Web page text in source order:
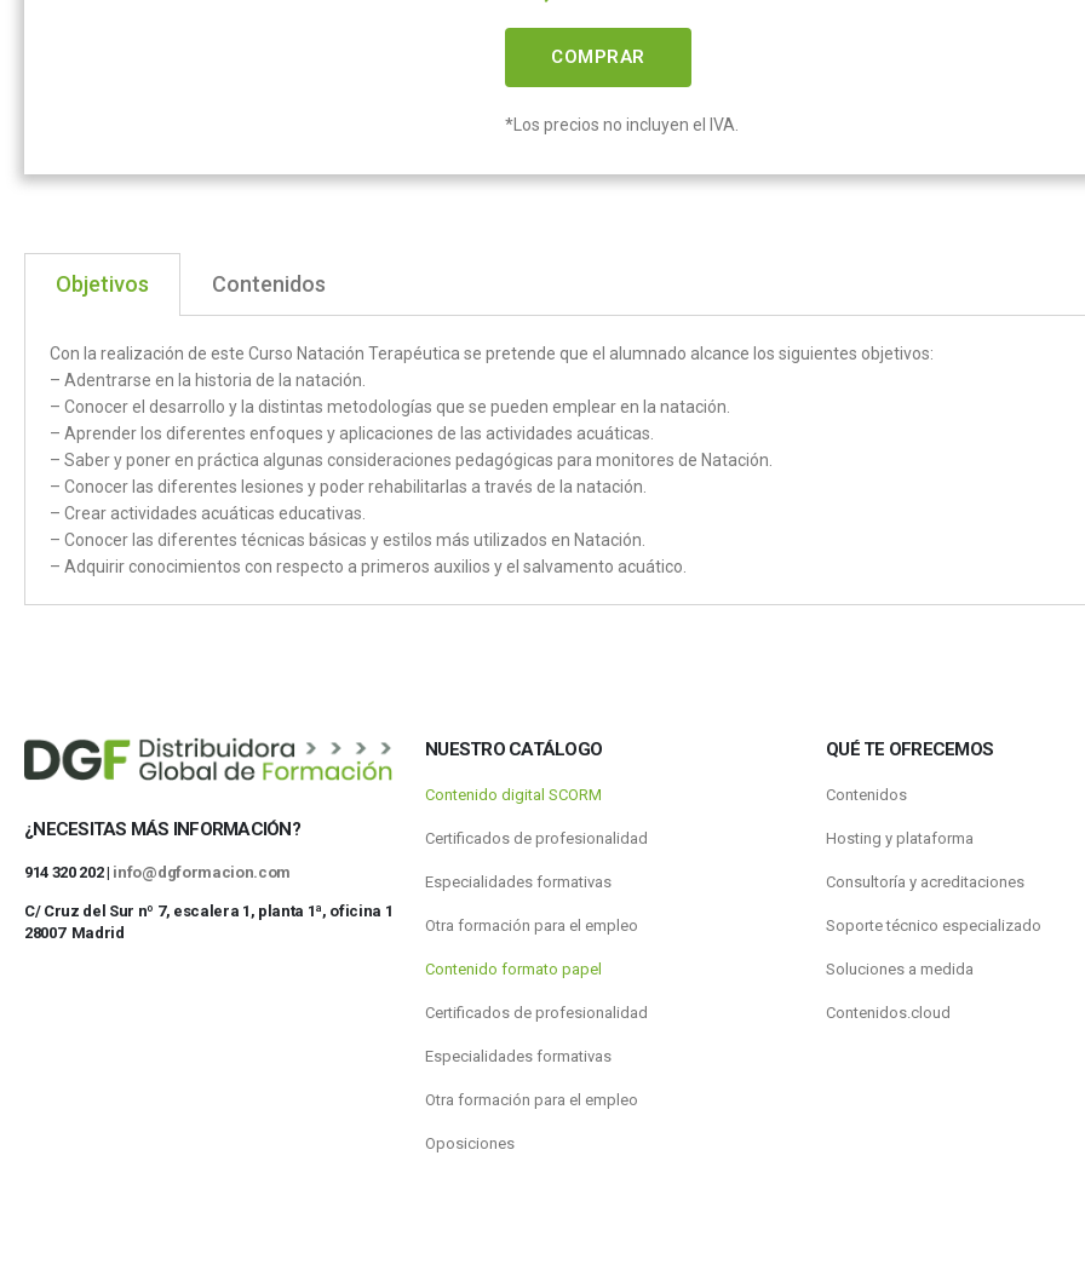
COMPRAR
*Los precios no incluyen el IVA.
Objetivos Contenidos
Con la realización de este Curso Natación Terapéutica se pretende que el alumnado alcance los siguientes objetivos:
– Adentrarse en la historia de la natación.
– Conocer el desarrollo y la distintas metodologías que se pueden emplear en la natación.
– Aprender los diferentes enfoques y aplicaciones de las actividades acuáticas.
– Saber y poner en práctica algunas consideraciones pedagógicas para monitores de Natación.
– Conocer las diferentes lesiones y poder rehabilitarlas a través de la natación.
– Crear actividades acuáticas educativas.
– Conocer las diferentes técnicas básicas y estilos más utilizados en Natación.
– Adquirir conocimientos con respecto a primeros auxilios y el salvamento acuático.
¿NECESITAS MÁS INFORMACIÓN?
914 320 202 | info@dgformacion.com
C/ Cruz del Sur nº 7, escalera 1, planta 1ª, oficina 1
28007 Madrid
NUESTRO CATÁLOGO
Contenido digital SCORM
Certificados de profesionalidad
Especialidades formativas
Otra formación para el empleo
Contenido formato papel
Certificados de profesionalidad
Especialidades formativas
Otra formación para el empleo
Oposiciones
QUÉ TE OFRECEMOS
Contenidos
Hosting y plataforma
Consultoría y acreditaciones
Soporte técnico especializado
Soluciones a medida
Contenidos.cloud